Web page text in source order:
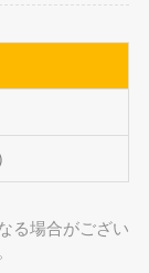
る場合がござい